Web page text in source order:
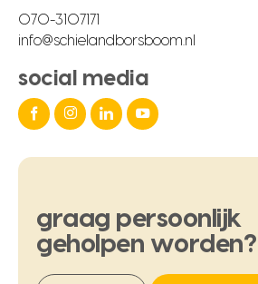
070-3107171
info@schielandborsboom.nl
social media
graag persoonlijk
geholpen worden?